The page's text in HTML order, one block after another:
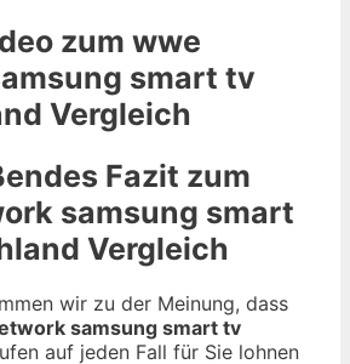
zum wwe
smart tv
Vergleich
Fazit zum
samsung smart
Vergleich
wir zu der Meinung, dass
samsung smart tv
auf jeden Fall für Sie lohnen